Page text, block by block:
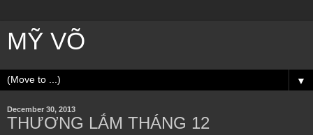
MỸ VÕ
▼
December 30, 2013
THƯƠNG LẮM THÁNG 12